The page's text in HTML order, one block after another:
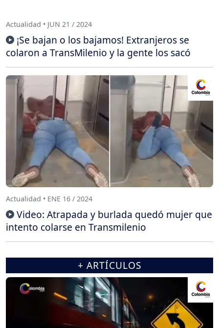
Actualidad • JUN 21 / 2024
¡Se bajan o los bajamos! Extranjeros se
colaron a TransMilenio y la gente los sacó
Actualidad • ENE 16 / 2024
Video: Atrapada y burlada quedó mujer que
intento colarse en Transmilenio
+ ARTÍCULOS